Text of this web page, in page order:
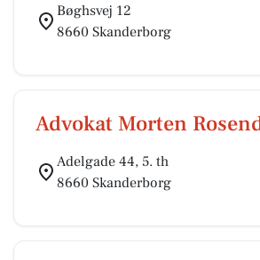
Bøghsvej 12
8660 Skanderborg
Advokat Morten
Adelgade 44, 5. th
8660 Skanderborg